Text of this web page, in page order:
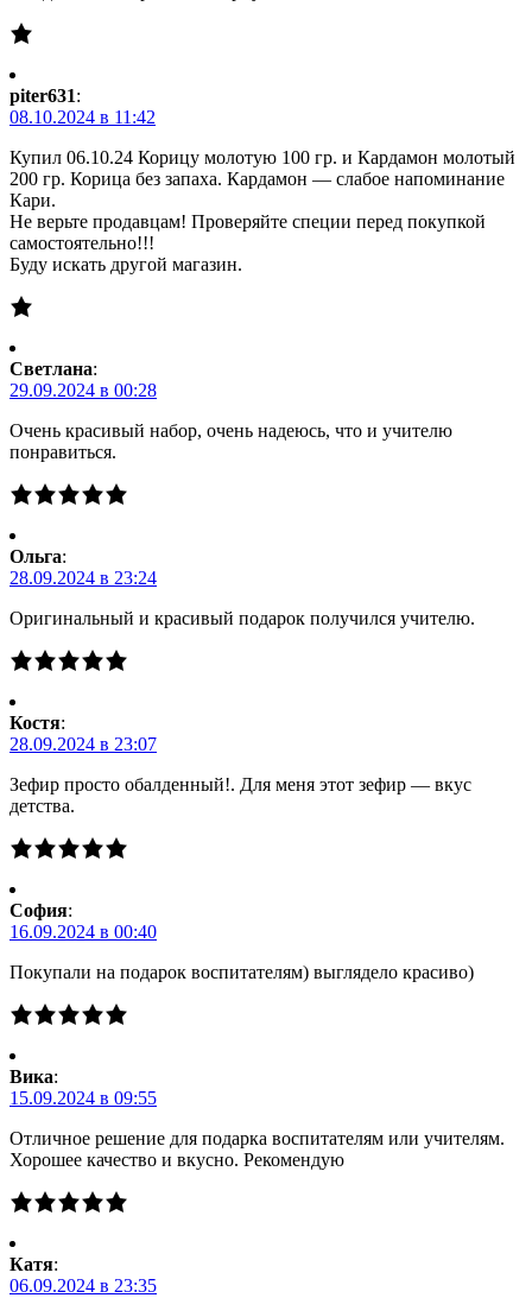
piter631:
08.10.2024 в 11:42
Купил 06.10.24 Корицу молотую 100 гр. и Кардамон молотый
200 гр. Корица без запаха. Кардамон — слабое напоминание
Кари.
Не верьте продавцам! Проверяйте специи перед покупкой
самостоятельно!!!
Буду искать другой магазин.
Светлана:
29.09.2024 в 00:28
Очень красивый набор, очень надеюсь, что и учителю
понравиться.
Ольга:
28.09.2024 в 23:24
Оригинальный и красивый подарок получился учителю.
Костя:
28.09.2024 в 23:07
Зефир просто обалденный!. Для меня этот зефир — вкус
детства.
Cофия:
16.09.2024 в 00:40
Покупали на подарок воспитателям) выглядело красиво)
Вика:
15.09.2024 в 09:55
Отличное решение для подарка воспитателям или учителям.
Хорошее качество и вкусно. Рекомендую
Катя:
06.09.2024 в 23:35